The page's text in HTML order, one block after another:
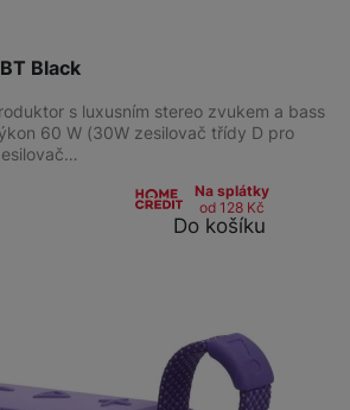
Black
s luxusním stereo zvukem a bass
60 W (30W zesilovač třídy D pro
Na splátky
od 128 Kč
Do košíku